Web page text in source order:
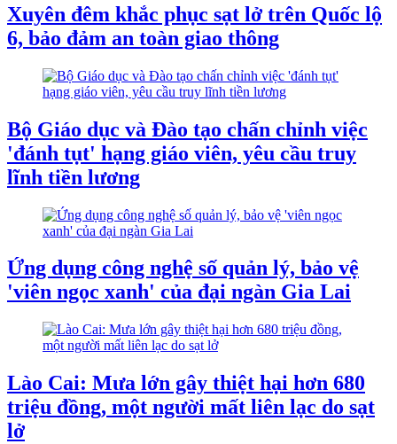
Xuyên đêm khắc phục sạt lở trên Quốc lộ
6, bảo đảm an toàn giao thông
Bộ Giáo dục và Đào tạo chấn chỉnh việc
'đánh tụt' hạng giáo viên, yêu cầu truy
lĩnh tiền lương
Ứng dụng công nghệ số quản lý, bảo vệ
'viên ngọc xanh' của đại ngàn Gia Lai
Lào Cai: Mưa lớn gây thiệt hại hơn 680
triệu đồng, một người mất liên lạc do sạt
lở